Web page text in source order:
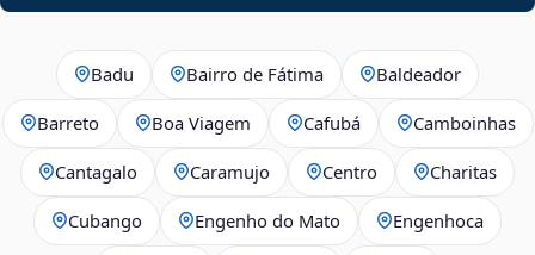
Badu Bairro de Fátima Baldeador
Barreto Boa Viagem Cafubá Camboinhas
Cantagalo Caramujo Centro Charitas
Cubango Engenho do Mato Engenhoca